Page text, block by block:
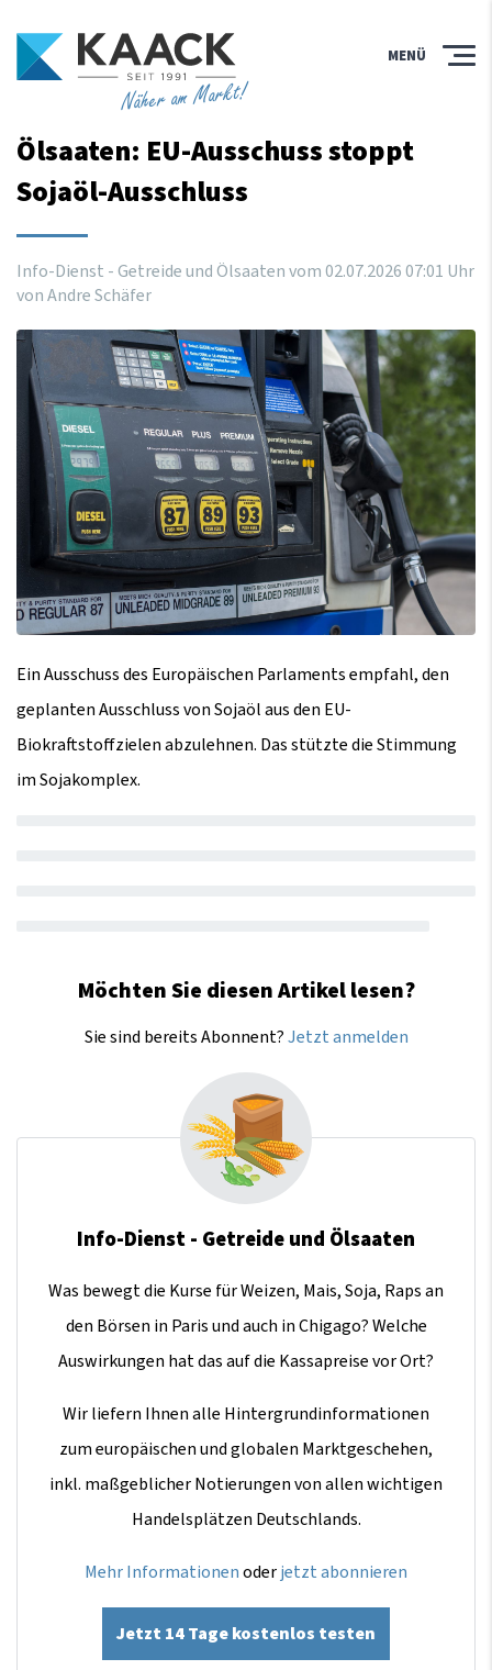
Näher am Markt!
MENÜ
Ölsaaten: EU-Ausschuss stoppt
Sojaöl-Ausschluss
Info-Dienst - Getreide und Ölsaaten vom02.07.202607:01 Uhr
von Andre Schäfer
Ein Ausschuss des Europäischen Parlaments empfahl, den
geplanten Ausschluss von Sojaöl aus den EU-
Biokraftstoffzielen abzulehnen. Das stützte die Stimmung
im Sojakomplex.
Möchten Sie diesen Artikel lesen?
Sie sind bereits Abonnent?Jetzt anmelden
Info-Dienst - Getreide und Ölsaaten
Was bewegt die Kurse für Weizen, Mais, Soja, Raps an
den Börsen in Paris und auch in Chigago? Welche
Auswirkungen hat das auf die Kassapreise vor Ort?
Wir liefern Ihnen alle Hintergrundinformationen
zum europäischen und globalen Marktgeschehen,
inkl. maßgeblicher Notierungen von allen wichtigen
Handelsplätzen Deutschlands.
Mehr Informationenoderjetzt abonnieren
Jetzt 14 Tage kostenlos testen